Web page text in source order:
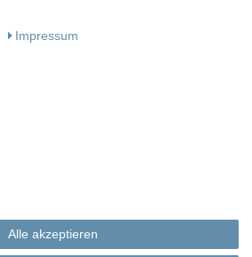
und ich helfen Dir gerne.
Mail
Vertrag widerrufen
Impressum
Alle akzeptieren